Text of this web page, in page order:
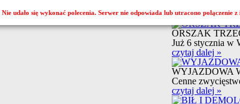
zaloguj »
ORSZAK
Już 6 stycznia w
czytaj dalej »
WYJAZDOWA
Cenne
czytaj dalej »
Nie udało się wykonać polecenia. Serwer nie odpowiada lub utracono połączenie